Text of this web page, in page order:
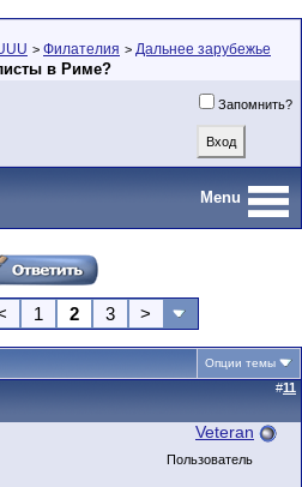
> Филателия > Дальнее зарубежье
в Риме?
Запомнить?
Menu
1 2 3 >
Опции темы
#11
Veteran
Пользователь